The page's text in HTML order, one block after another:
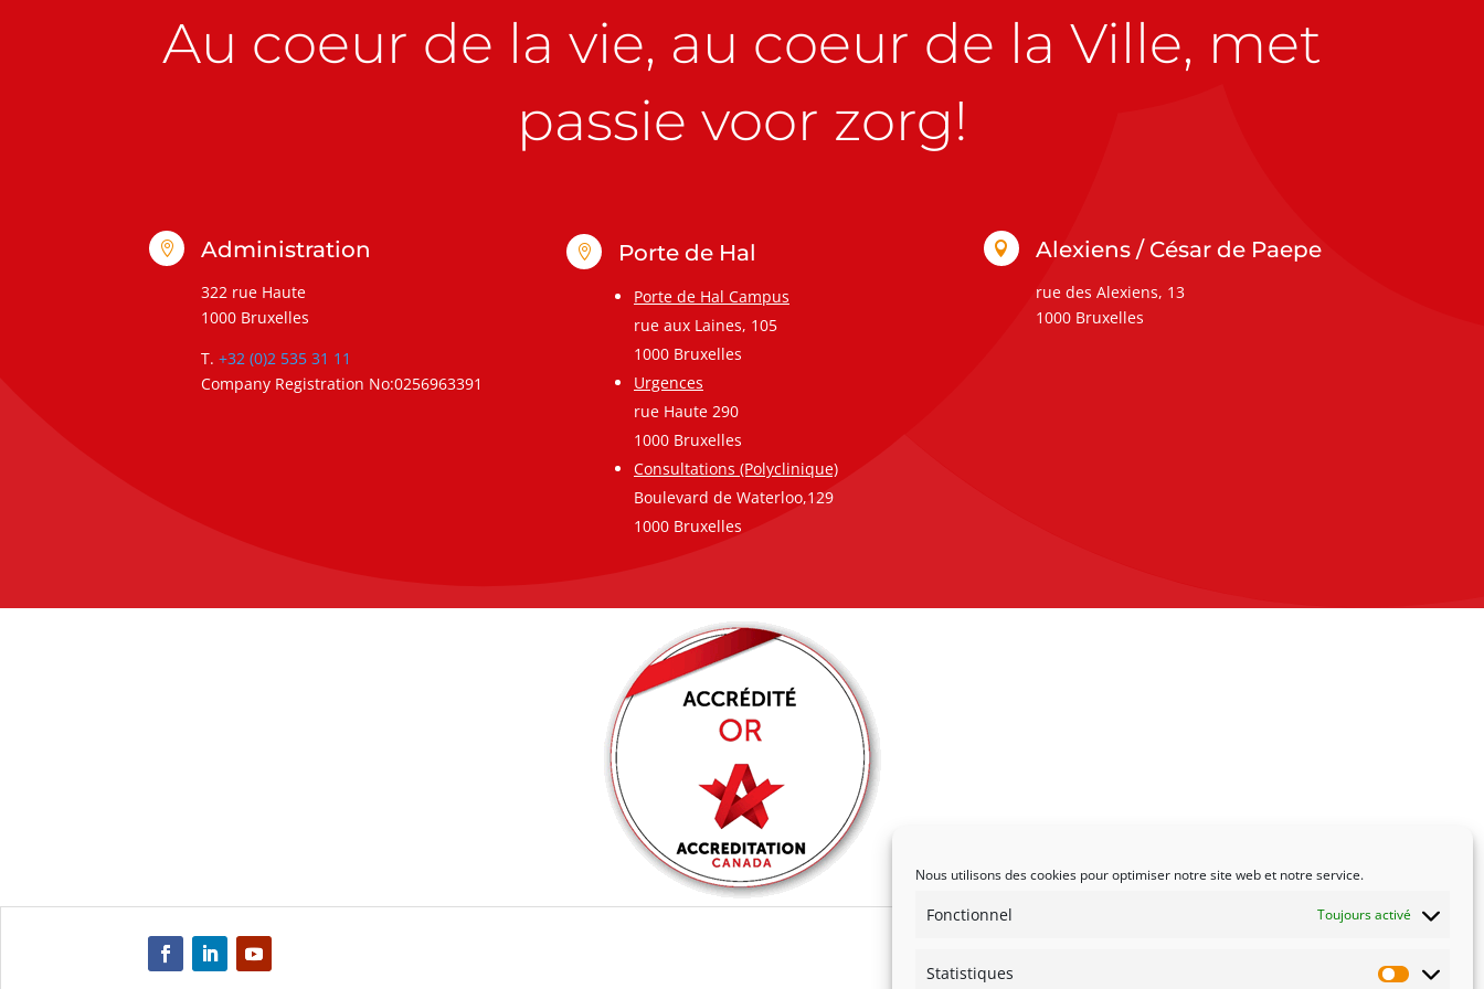
Nous utilisons des cookies pour optimiser notre site web et notre service.
Fonctionnel Toujours activé
Statistiques
Au coeur de la vie, au coeur de la Ville, met
passie voor zorg!
 Administration
322 rue Haute
1000 Bruxelles
T. +32 (0)2 535 31 11
Company Registration No:0256963391
 Porte de Hal
Porte de Hal Campus
rue aux Laines, 105
1000 Bruxelles
Urgences
rue Haute 290
1000 Bruxelles
Consultations (Polyclinique)
Boulevard de Waterloo,129
1000 Bruxelles
 Alexiens / César de Paepe
rue des Alexiens, 13
1000 Bruxelles